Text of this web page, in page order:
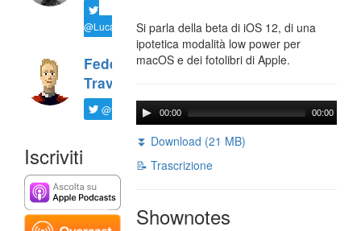
@LucaTNT
Federico
Travaini
@ftrava
Iscriviti
Si parla della beta di iOS 12, di una
ipotetica modalità low power per
macOS e dei fotolibri di Apple.
00:00 00:00
⏬ Download (21 MB)
📝 Trascrizione
Shownotes